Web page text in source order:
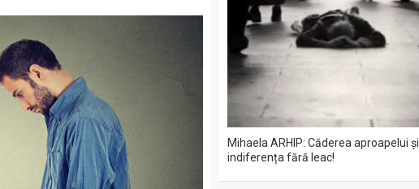
Mihaela ARHIP: Căderea aproapelui și
indiferența fără leac!